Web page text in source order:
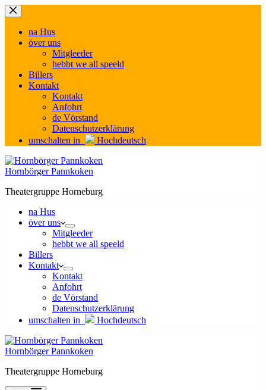
Zum
Inhalt
springenna Hus
över uns
Mitgleeder
hebbt we all speeld
Billers
Kontakt
Kontakt
Anfohrt
de Vörstand
Datenschutzerklärung
umschalten in
Hochdeutsch
Hornbörger Pannkoken
Theatergruppe Horneburg
na Hus
över uns
Mitgleeder
hebbt we all speeld
Billers
Kontakt
Kontakt
Anfohrt
de Vörstand
Datenschutzerklärung
umschalten in
Hochdeutsch
Hornbörger Pannkoken
Theatergruppe Horneburg